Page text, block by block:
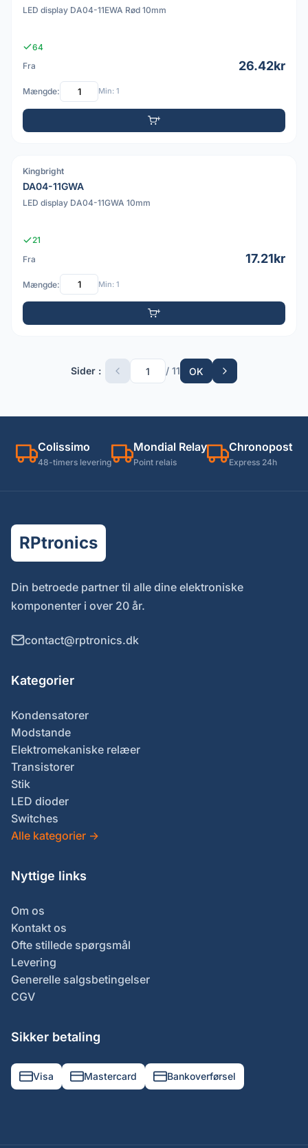
LED display DA04-11EWA Rød 10mm
64
Fra
26.42kr
Mængde: Min: 1
PDF
Kingbright
DA04-11GWA
LED display DA04-11GWA 10mm
21
Fra
17.21kr
Mængde: Min: 1
Sider : / 11 OK
Colissimo
48-timers levering
Mondial Relay
Point relais
Chronopost
Express 24h
RPtronics
Din betroede partner til alle dine elektroniske
komponenter i over 20 år.
contact@rptronics.dk
Kategorier
Kondensatorer
Modstande
Elektromekaniske relæer
Transistorer
Stik
LED dioder
Switches
Alle kategorier →
Nyttige links
Om os
Kontakt os
Ofte stillede spørgsmål
Levering
Generelle salgsbetingelser
CGV
Sikker betaling
Visa Mastercard Bankoverførsel